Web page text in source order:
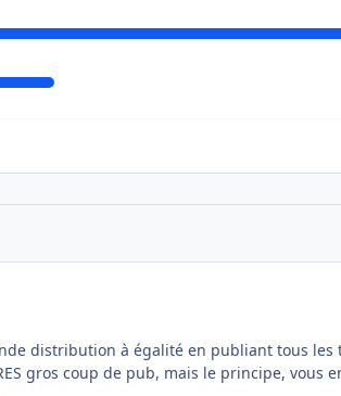
distribution à égalité en publiant tous les
gros coup de pub, mais le principe, vous